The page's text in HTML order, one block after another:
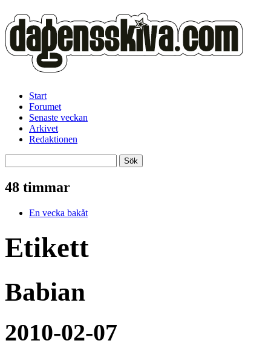
Start
Forumet
Senaste veckan
Arkivet
Redaktionen
48 timmar
En vecka bakåt
Etikett
Babian
2010-02-07